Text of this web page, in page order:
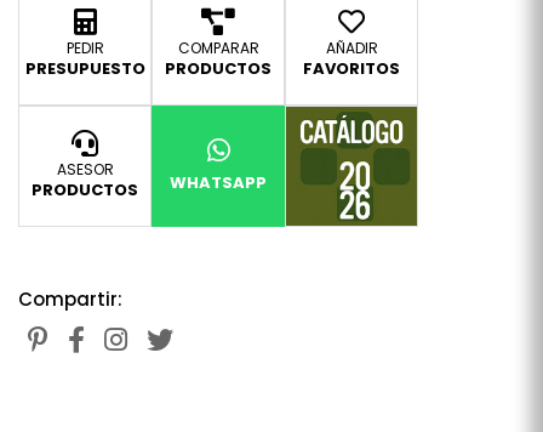
PEDIR
PRESUPUESTO
COMPARAR
PRODUCTOS
AÑADIR
FAVORITOS
ASESOR
PRODUCTOS WHATSAPP
Compartir: